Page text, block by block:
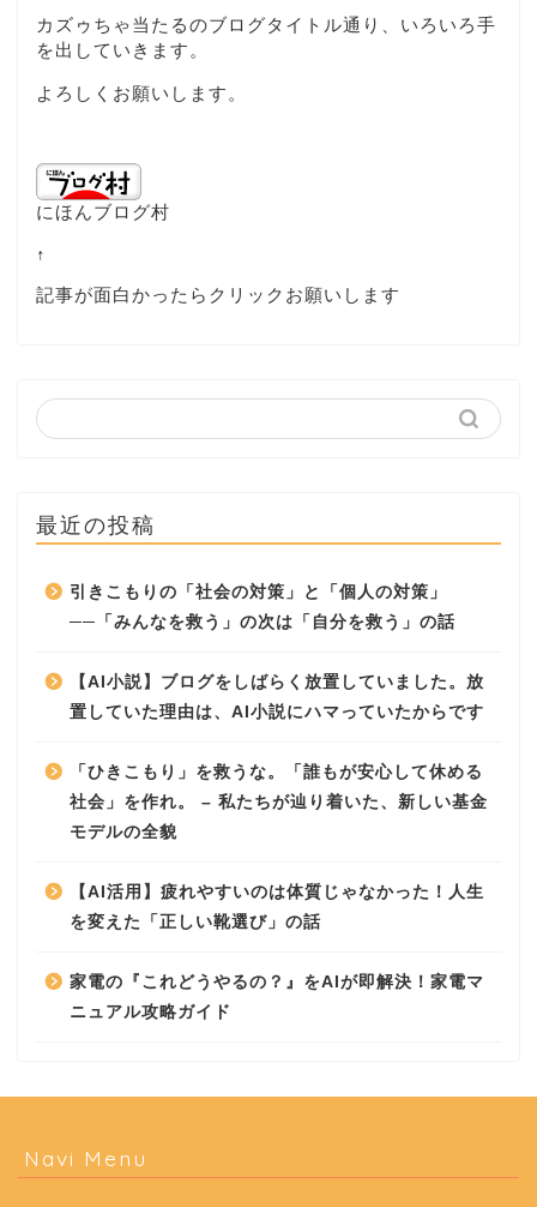
カズゥちゃ当たるのブログタイトル通り、いろいろ手
を出していきます。
よろしくお願いします。
にほんブログ村
↑
記事が面白かったらクリックお願いします
最近の投稿
引きこもりの「社会の対策」と「個人の対策」
──「みんなを救う」の次は「自分を救う」の話
【AI小説】ブログをしばらく放置していました。放
置していた理由は、AI小説にハマっていたからです
「ひきこもり」を救うな。「誰もが安心して休める
社会」を作れ。 – 私たちが辿り着いた、新しい基金
モデルの全貌
【AI活用】疲れやすいのは体質じゃなかった！人生
を変えた「正しい靴選び」の話
家電の『これどうやるの？』をAIが即解決！家電マ
ニュアル攻略ガイド
Navi Menu